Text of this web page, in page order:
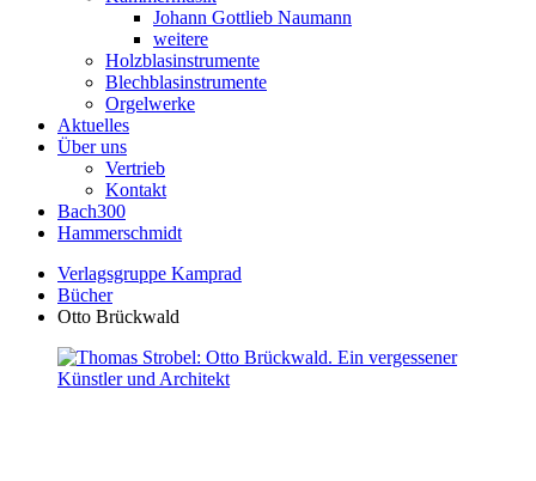
Johann Gottlieb Naumann
weitere
Holzblasinstrumente
Blechblasinstrumente
Orgelwerke
Aktuelles
Über uns
Vertrieb
Kontakt
Bach300
Hammerschmidt
Verlagsgruppe Kamprad
Bücher
Otto Brückwald